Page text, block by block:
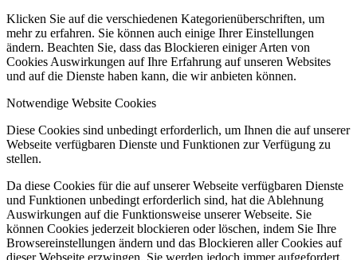
Klicken Sie auf die verschiedenen Kategorienüberschriften, um
mehr zu erfahren. Sie können auch einige Ihrer Einstellungen
ändern. Beachten Sie, dass das Blockieren einiger Arten von
Cookies Auswirkungen auf Ihre Erfahrung auf unseren Websites
und auf die Dienste haben kann, die wir anbieten können.
Notwendige Website Cookies
Diese Cookies sind unbedingt erforderlich, um Ihnen die auf unserer
Webseite verfügbaren Dienste und Funktionen zur Verfügung zu
stellen.
Da diese Cookies für die auf unserer Webseite verfügbaren Dienste
und Funktionen unbedingt erforderlich sind, hat die Ablehnung
Auswirkungen auf die Funktionsweise unserer Webseite. Sie
können Cookies jederzeit blockieren oder löschen, indem Sie Ihre
Browsereinstellungen ändern und das Blockieren aller Cookies auf
dieser Webseite erzwingen. Sie werden jedoch immer aufgefordert,